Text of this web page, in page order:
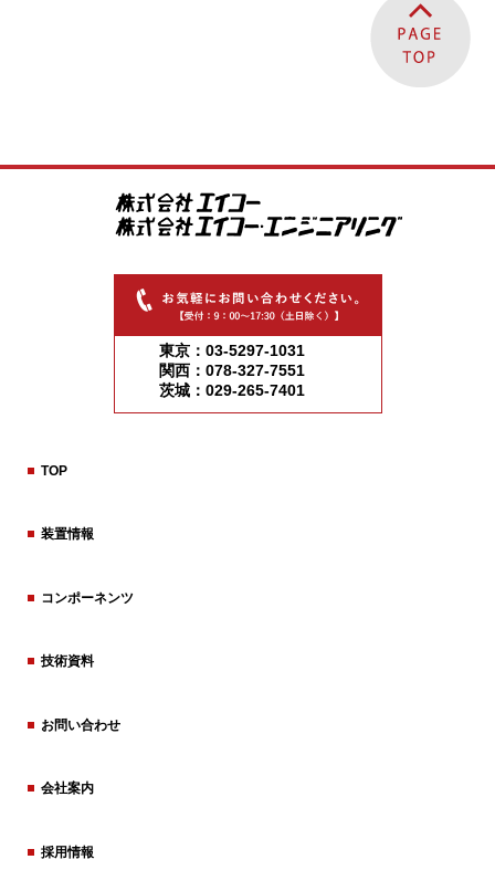
東京：03-5297-1031
関西：078-327-7551
茨城：029-265-7401
TOP
装置情報
コンポーネンツ
技術資料
お問い合わせ
会社案内
採用情報